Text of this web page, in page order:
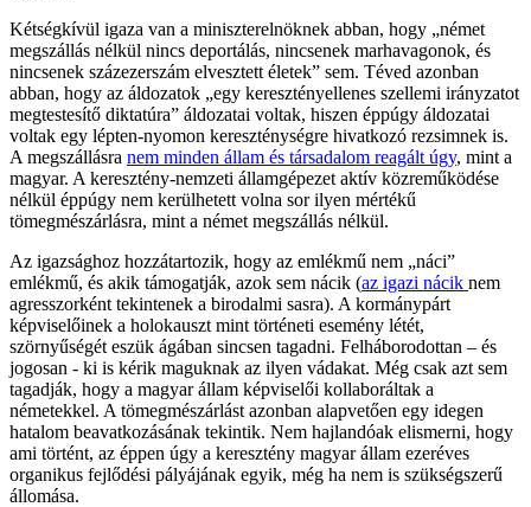
Kétségkívül igaza van a miniszterelnöknek abban, hogy „német
megszállás nélkül nincs deportálás, nincsenek marhavagonok, és
nincsenek százezerszám elvesztett életek” sem. Téved azonban
abban, hogy az áldozatok „egy keresztényellenes szellemi irányzatot
megtestesítő diktatúra” áldozatai voltak, hiszen éppúgy áldozatai
voltak egy lépten-nyomon kereszténységre hivatkozó rezsimnek is.
A megszállásra nem minden állam és társadalom reagált úgy, mint a
magyar. A keresztény-nemzeti államgépezet aktív közreműködése
nélkül éppúgy nem kerülhetett volna sor ilyen mértékű
tömegmészárlásra, mint a német megszállás nélkül.
Az igazsághoz hozzátartozik, hogy az emlékmű nem „náci”
emlékmű, és akik támogatják, azok sem nácik (az igazi nácik nem
agresszorként tekintenek a birodalmi sasra). A kormánypárt
képviselőinek a holokauszt mint történeti esemény létét,
szörnyűségét eszük ágában sincsen tagadni. Felháborodottan – és
jogosan - ki is kérik maguknak az ilyen vádakat. Még csak azt sem
tagadják, hogy a magyar állam képviselői kollaboráltak a
németekkel. A tömegmészárlást azonban alapvetően egy idegen
hatalom beavatkozásának tekintik. Nem hajlandóak elismerni, hogy
ami történt, az éppen úgy a keresztény magyar állam ezeréves
organikus fejlődési pályájának egyik, még ha nem is szükségszerű
állomása.